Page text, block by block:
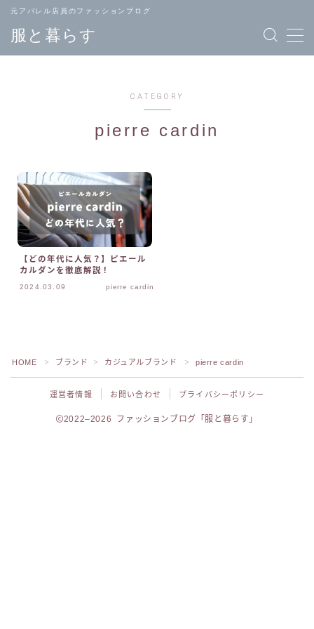
服と暮らす
元アパレル店員のファッションブログ
TOPページ
へ戻る
ファッション
CATEGORY
pierre cardin
【どの年代に人気？】ピエール
カルダンを徹底解説！
2024.03.09 pierre cardin
HOME ＞ ブランド ＞ カジュアルブランド ＞ pierre cardin
運営者情報 お問い合わせ プライバシーポリシー
2022–2026 ファッションブログ「服と暮らす」